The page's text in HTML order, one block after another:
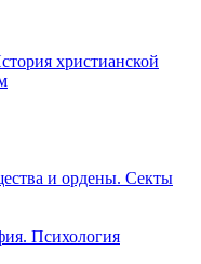
христианской
и ордены. Секты
Психология